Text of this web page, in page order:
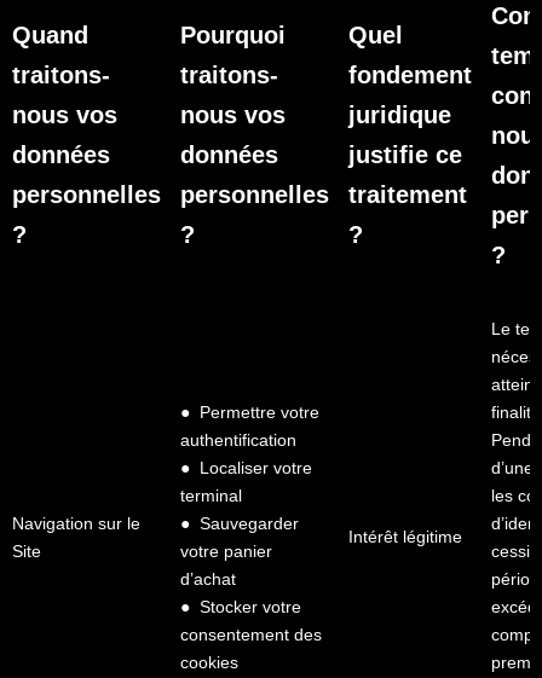
Quand
traitons-
nous vos
données
personnelles
?
Pourquoi
traitons-
nous vos
données
personnelles
?
Quel
fondement
juridique
justifie ce
traitement
?
?
Navigation sur le
Site
● Permettre votre
authentification
● Localiser votre
terminal
● Sauvegarder
votre panier
d’achat
● Stocker votre
consentement des
cookies
Intérêt légitime
Le
d’une
les